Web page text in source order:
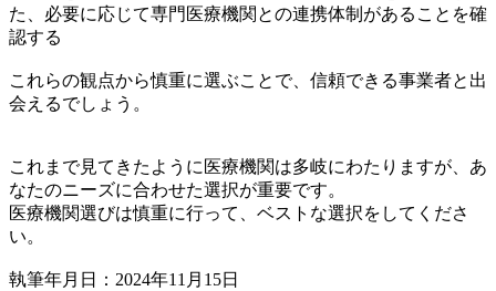
た、必要に応じて専門医療機関との連携体制があることを確
認する
これらの観点から慎重に選ぶことで、信頼できる事業者と出
会えるでしょう。
これまで見てきたように医療機関は多岐にわたりますが、あ
なたのニーズに合わせた選択が重要です。
医療機関選びは慎重に行って、ベストな選択をしてくださ
い。
執筆年月日：2024年11月15日